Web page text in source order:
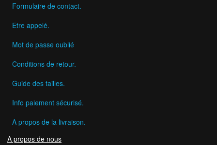
Formulaire de contact.
Etre appelé.
Mot de passe oublié
Conditions de retour.
Guide des tailles.
Info paiement sécurisé.
A propos de la livraison.
A propos de nous